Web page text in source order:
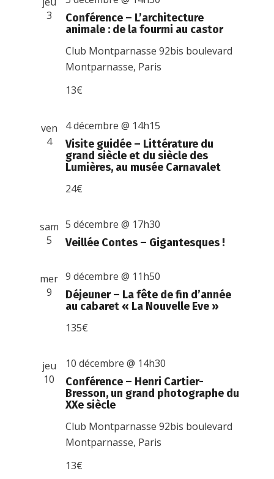
3
Conférence – L’architecture
animale : de la fourmi au castor
Club Montparnasse92bis boulevard
Montparnasse, Paris
13€
ven
4
Visite guidée – Littérature du
grand siècle et du siècle des
Lumières, au musée Carnavalet
4 décembre @ 14h15
24€
sam
5
Veillée Contes – Gigantesques !
5 décembre @ 17h30
mer
9
Déjeuner – La fête de fin d’année
au cabaret « La Nouvelle Eve »
9 décembre @ 11h50
135€
jeu
10
Conférence – Henri Cartier-
Bresson, un grand photographe du
XXe siècle
10 décembre @ 14h30
Club Montparnasse92bis boulevard
Montparnasse, Paris
13€